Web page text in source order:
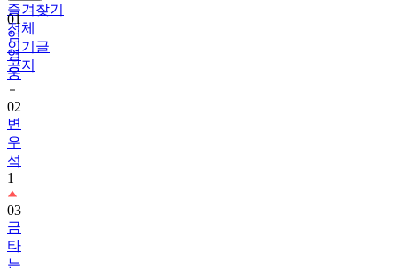
즐겨찾기
전체
인기글
공지
01
임
영
웅
02
변
우
석
1
03
금
타
는